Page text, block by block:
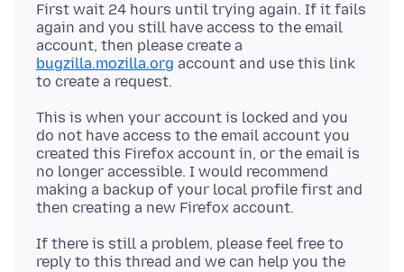
First wait 24 hours until trying again. If it fails
again and you still have access to the email
account, then please create a
bugzilla.mozilla.org account and use this link
This is when your account is locked and you
do not have access to the email account you
created this Firefox account in, or the email is
no longer accessible. I would recommend
making a backup of your local profile first and
If there is still a problem, please feel free to
reply to this thread and we can help you the